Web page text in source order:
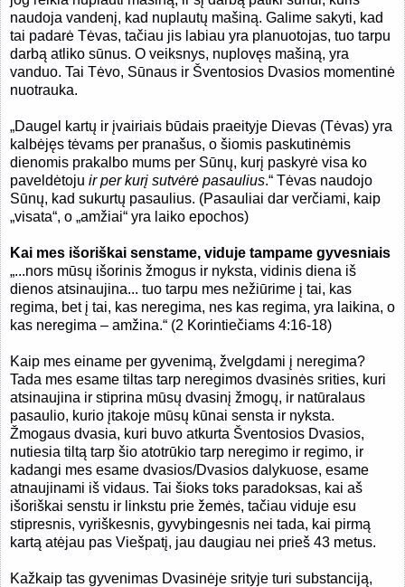
naudoja vandenį, kad nuplautų mašiną. Galime sakyti, kad
tai padarė Tėvas, tačiau jis labiau yra planuotojas, tuo tarpu
darbą atliko sūnus. O veiksnys, nuplovęs mašiną, yra
vanduo. Tai Tėvo, Sūnaus ir Šventosios Dvasios momentinė
nuotrauka.
„Daugel kartų ir įvairiais būdais praeityje Dievas (Tėvas) yra
kalbėjęs tėvams per pranašus, o šiomis paskutinėmis
dienomis prakalbo mums per Sūnų, kurį paskyrė visa ko
paveldėtoju ir per kurį sutvėrė pasaulius.“ Tėvas naudojo
Sūnų, kad sukurtų pasaulius. (Pasauliai dar verčiami, kaip
„visata“, o „amžiai“ yra laiko epochos)
Kai mes išoriškai senstame, viduje tampame gyvesniais
„...nors mūsų išorinis žmogus ir nyksta, vidinis diena iš
dienos atsinaujina... tuo tarpu mes nežiūrime į tai, kas
regima, bet į tai, kas neregima, nes kas regima, yra laikina, o
kas neregima – amžina.“ (2 Korintiečiams 4:16-18)
Kaip mes einame per gyvenimą, žvelgdami į neregima?
Tada mes esame tiltas tarp neregimos dvasinės srities, kuri
atsinaujina ir stiprina mūsų dvasinį žmogų, ir natūralaus
pasaulio, kurio įtakoje mūsų kūnai sensta ir nyksta.
Žmogaus dvasia, kuri buvo atkurta Šventosios Dvasios,
nutiesia tiltą tarp šio atotrūkio tarp neregimo ir regimo, ir
kadangi mes esame dvasios/Dvasios dalykuose, esame
atnaujinami iš vidaus. Tai šioks toks paradoksas, kai aš
išoriškai senstu ir linkstu prie žemės, tačiau viduje esu
stipresnis, vyriškesnis, gyvybingesnis nei tada, kai pirmą
kartą atėjau pas Viešpatį, jau daugiau nei prieš 43 metus.
Kažkaip tas gyvenimas Dvasinėje srityje turi substanciją,